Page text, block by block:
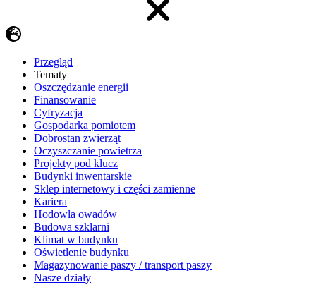
Przegląd
Tematy
​Oszczędzanie energii
Finansowanie
Cyfryzacja
Gospodarka pomiotem
Dobrostan zwierząt
Oczyszczanie powietrza
Projekty pod klucz
Budynki inwentarskie
Sklep internetowy i części zamienne
Kariera
Hodowla owadów
Budowa szklarni
Klimat w budynku
Oświetlenie budynku
Magazynowanie paszy / transport paszy
Nasze działy